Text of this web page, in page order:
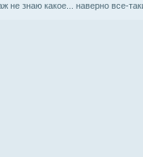
не знаю какое... наверно все-